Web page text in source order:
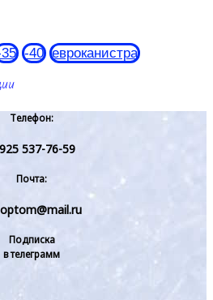
-40 евроканистра
Телефон:
537-76-59
Почта:
Подписка
в телеграмм